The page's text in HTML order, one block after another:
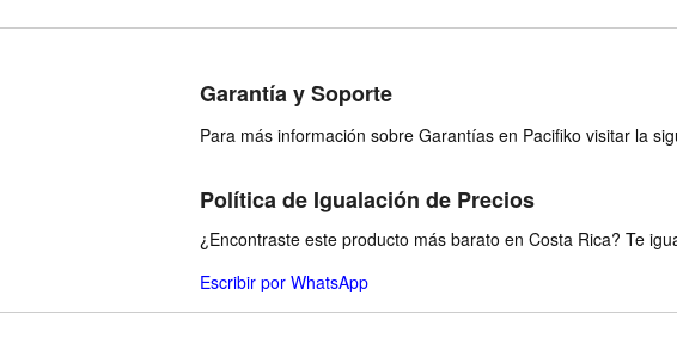
Garantía y Soporte
Para más información sobre Garantías en Pacifiko visitar la
Política de Igualación de Precios
¿Encontraste este producto más barato en Costa Rica? Te
Escribir por WhatsApp